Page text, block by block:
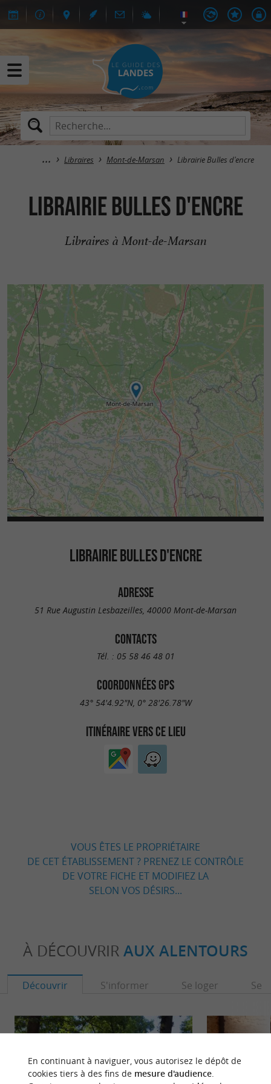
Libraires Mont-de-Marsan Librairie Bulles d'encre
Librairie Bulles d'encre
Libraires à Mont-de-Marsan
LIBRAIRIE BULLES D'ENCRE
ADRESSE
51 Rue Augustin Lesbazeilles, 40000 Mont-de-Marsan
CONTACTS
Tél. : 05 58 46 48 01
COORDONNÉES GPS
43° 54'4.92"N, 0° 28'26.78"W
ITINÉRAIRE VERS CE LIEU
VOUS ÊTES LE PROPRIÉTAIRE
DE CET ÉTABLISSEMENT ? PRENEZ LE CONTRÔLE
DE VOTRE FICHE ET MODIFIEZ LA
SELON VOS DÉSIRS...
À DÉCOUVRIR AUX ALENTOURS
Découvrir S'informer Se loger Se
En continuant à naviguer, vous autorisez le dépôt de
cookies tiers à des fins de mesure d'audience.